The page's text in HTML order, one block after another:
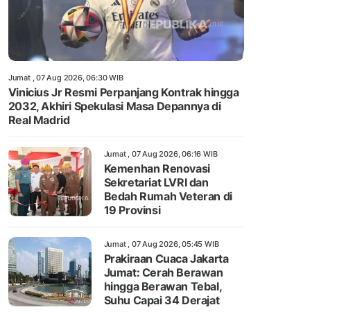
Jumat , 07 Aug 2026, 06:30 WIB
Vinicius Jr Resmi Perpanjang Kontrak hingga
2032, Akhiri Spekulasi Masa Depannya di
Real Madrid
Jumat , 07 Aug 2026, 06:16 WIB
Kemenhan Renovasi
Sekretariat LVRI dan
Bedah Rumah Veteran di
19 Provinsi
Jumat , 07 Aug 2026, 05:45 WIB
Prakiraan Cuaca Jakarta
Jumat: Cerah Berawan
hingga Berawan Tebal,
Suhu Capai 34 Derajat